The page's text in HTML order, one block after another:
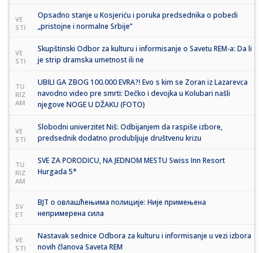
VE
STI
Opsadno stanje u Kosjeriću i poruka predsednika o pobedi
„pristojne i normalne Srbije”
VE
STI
Skupštinski Odbor za kulturu i informisanje o Savetu REM-a: Da li
je strip dramska umetnost ili ne
TU
RIZ
AM
UBILI GA ZBOG 100.000 EVRA?! Evo s kim se Zoran iz Lazarevca
navodno video pre smrti: Dečko i devojka u Kolubari našli
njegove NOGE U DŽAKU (FOTO)
VE
STI
Slobodni univerzitet Niš: Odbijanjem da raspiše izbore,
predsednik dodatno produbljuje društvenu krizu
TU
RIZ
AM
SVE ZA PORODICU, NA JEDNOM MESTU Swiss Inn Resort
Hurgada 5*
SV
ET
ВЈТ о овлашћењима полиције: Није примењена
непримерена сила
VE
STI
Nastavak sednice Odbora za kulturu i informisanje u vezi izbora
novih članova Saveta REM